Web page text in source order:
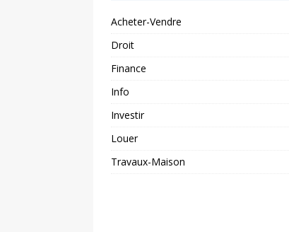
Acheter-Vendre
Droit
Finance
Info
Investir
Louer
Travaux-Maison